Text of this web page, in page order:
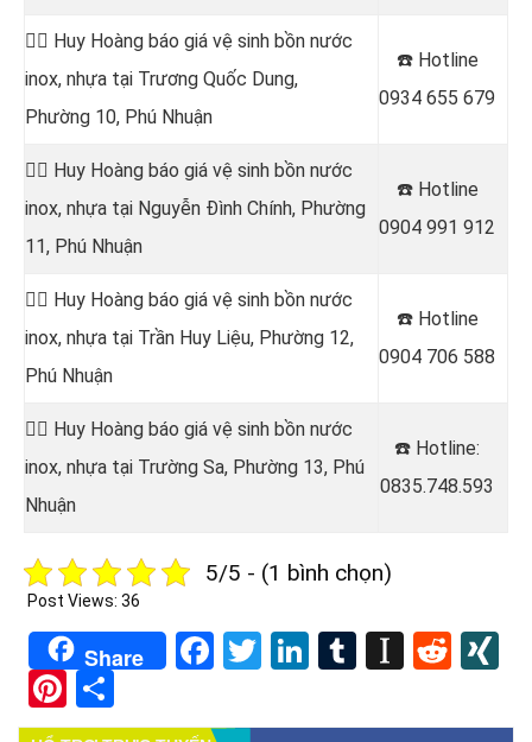
👷‍♂️ Huy Hoàng báo giá vệ sinh bồn nước
inox, nhựa tại Trương Quốc Dung,
Phường 10, Phú Nhuận
☎️ Hotline
0934 655 679
👷‍♂️ Huy Hoàng báo giá vệ sinh bồn nước
inox, nhựa tại Nguyễn Đình Chính, Phường
11, Phú Nhuận
☎️ Hotline
0904 991 912
👷‍♂️ Huy Hoàng báo giá vệ sinh bồn nước
inox, nhựa tại Trần Huy Liệu, Phường 12,
Phú Nhuận
☎️ Hotline
0904 706 588
👷‍♂️ Huy Hoàng báo giá vệ sinh bồn nước
inox, nhựa tại Trường Sa, Phường 13, Phú
Nhuận
☎️ Hotline:
0835.748.593
5/5 - (1 bình chọn)
Post Views: 36
Share Facebook
TwitterLinkedIn
Tumblr
Pinterest